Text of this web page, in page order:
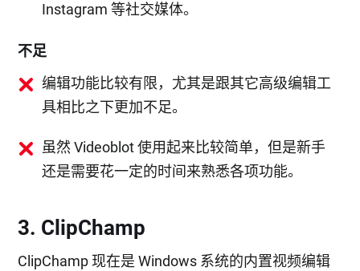
Instagram 等社交媒体。
不足
编辑功能比较有限，尤其是跟其它高级编辑工
具相比之下更加不足。
虽然 Videoblot 使用起来比较简单，但是新手
还是需要花一定的时间来熟悉各项功能。
3. ClipChamp
ClipChamp 现在是 Windows 系统的内置视频编辑